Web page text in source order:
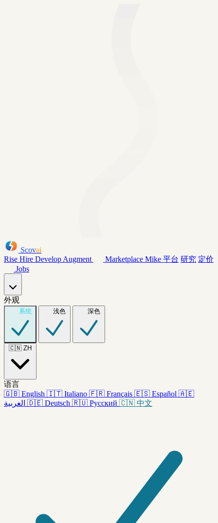
Scovai
Rise Hire Develop Augment Marketplace Mike 平台 研究 定价
Jobs
外观
系统 浅色 深色
🇨🇳 ZH
语言
🇬🇧 English 🇮🇹 Italiano 🇫🇷 Français 🇪🇸 Español 🇦🇪
العربية 🇩🇪 Deutsch 🇷🇺 Русский 🇨🇳 中文